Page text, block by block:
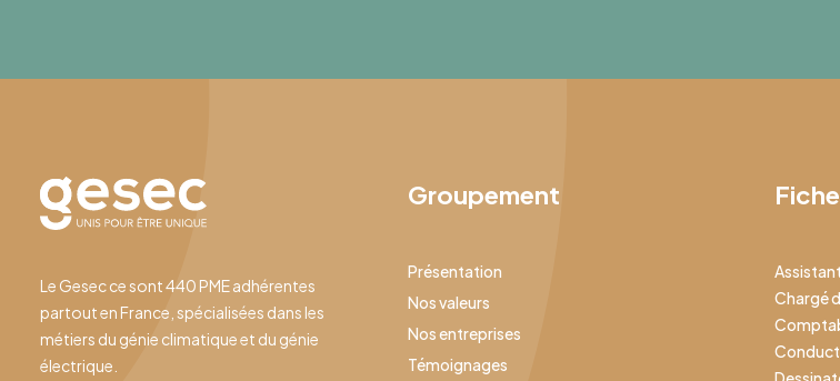
Le Gesec ce sont 440 PME adhérentes
partout en France, spécialisées dans les
métiers du génie climatique et du génie
électrique.
Groupement
Présentation
Nos valeurs
Nos entreprises
Témoignages
Chargé